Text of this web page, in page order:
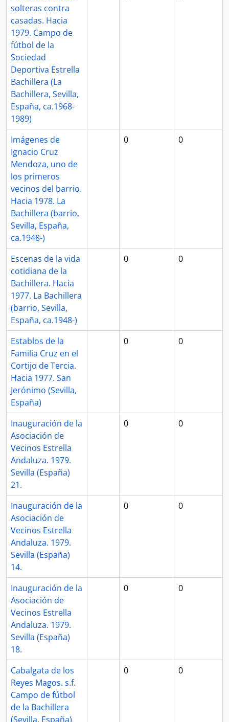
solteras contra
casadas. Hacia
1979. Campo de
fútbol de la
Sociedad
Deportiva Estrella
Bachillera (La
Bachillera, Sevilla,
España, ca.1968-
1989)
Imágenes de
Ignacio Cruz
Mendoza, uno de
los primeros
vecinos del barrio.
Hacia 1978. La
Bachillera (barrio,
Sevilla, España,
ca.1948-)
0 0
Escenas de la vida
cotidiana de la
Bachillera. Hacia
1977. La Bachillera
(barrio, Sevilla,
España, ca.1948-)
0 0
Establos de la
Familia Cruz en el
Cortijo de Tercia.
Hacia 1977. San
Jerónimo (Sevilla,
España)
0 0
Inauguración de la
Asociación de
Vecinos Estrella
Andaluza. 1979.
Sevilla (España)
21.
0 0
Inauguración de la
Asociación de
Vecinos Estrella
Andaluza. 1979.
Sevilla (España)
14.
0 0
Inauguración de la
Asociación de
Vecinos Estrella
Andaluza. 1979.
Sevilla (España)
18.
0 0
Cabalgata de los
Reyes Magos. s.f.
Campo de fútbol
de la Bachillera
(Sevilla, España)
0 0